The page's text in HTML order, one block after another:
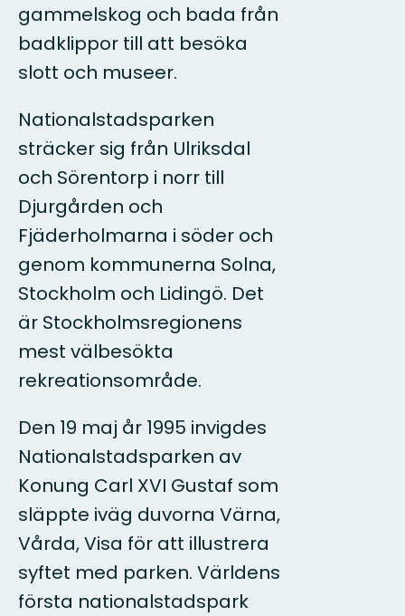
gammelskog och bada från
badklippor till att besöka
slott och museer.
Nationalstadsparken
sträcker sig från Ulriksdal
och Sörentorp i norr till
Djurgården och
Fjäderholmarna i söder och
genom kommunerna Solna,
Stockholm och Lidingö. Det
är Stockholmsregionens
mest välbesökta
rekreationsområde.
Den 19 maj år 1995 invigdes
Nationalstadsparken av
Konung Carl XVI Gustaf som
släppte iväg duvorna Värna,
Vårda, Visa för att illustrera
syftet med parken. Världens
första nationalstadspark